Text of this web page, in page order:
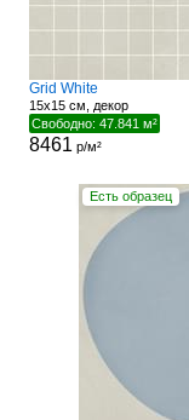
Grid White
15x15 см, декор
Свободно: 47.841 м²
8461 р/м²
Есть образец